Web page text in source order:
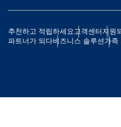
추천하고 적립하세요고객센터지원
파트너가 되다비즈니스 솔루션가족